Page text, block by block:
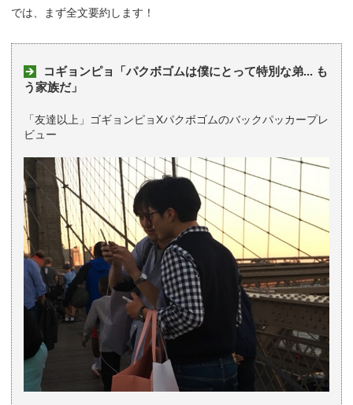
では、まず全文要約します！
コギョンピョ「パクボゴムは僕にとって特別な弟... も
う家族だ」
「友達以上」ゴギョンピョXパクボゴムのバックパッカープレ
ビュー